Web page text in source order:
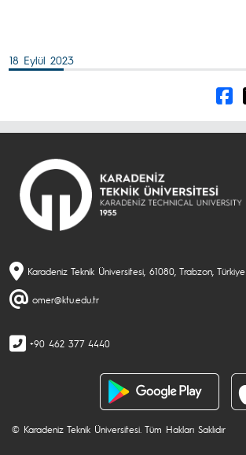
18 Eylül 2023
Karadeniz Teknik Üniversitesi, 61080, Trabzon, Türkiye
omer@ktu.edu.tr
+90 462 377 4440
© Karadeniz Teknik Üniversitesi. Tüm Hakları Saklıdır